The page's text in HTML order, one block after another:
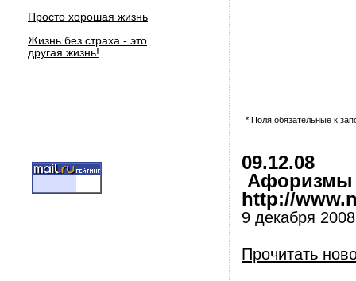
Просто хорошая жизнь
Жизнь без страха - это
другая жизнь!
* Поля обязательные к
09.12.08
Афоризмы
http://
9 декабря 2008
Прочитать